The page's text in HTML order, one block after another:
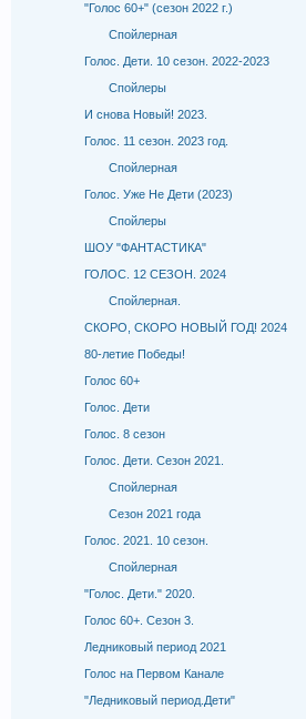
"Голос 60+" (сезон 2022 г.)
Спойлерная
Голос. Дети. 10 сезон. 2022-2023
Спойлеры
И снова Новый! 2023.
Голос. 11 сезон. 2023 год.
Спойлерная
Голос. Уже Не Дети (2023)
Спойлеры
ШОУ "ФАНТАСТИКА"
ГОЛОС. 12 СЕЗОН. 2024
Спойлерная.
СКОРО, СКОРО НОВЫЙ ГОД! 2024
80-летие Победы!
Голос 60+
Голос. Дети
Голос. 8 сезон
Голос. Дети. Сезон 2021.
Спойлерная
Сезон 2021 года
Голос. 2021. 10 сезон.
Спойлерная
"Голос. Дети." 2020.
Голос 60+. Cезон 3.
Ледниковый период 2021
Голос на Первом Канале
"Ледниковый период.Дети"